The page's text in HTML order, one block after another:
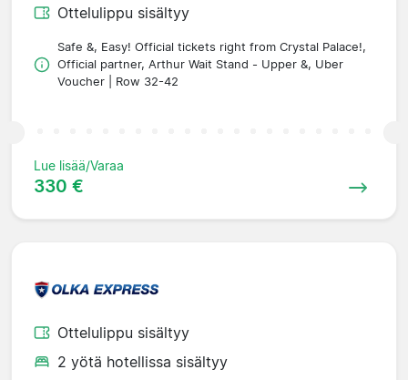
Ottelulippu sisältyy
Safe &, Easy! Official tickets right from Crystal Palace!,
Official partner, Arthur Wait Stand - Upper &, Uber
Voucher | Row 32-42
Lue lisää/Varaa
330 €
Ottelulippu sisältyy
2 yötä hotellissa sisältyy